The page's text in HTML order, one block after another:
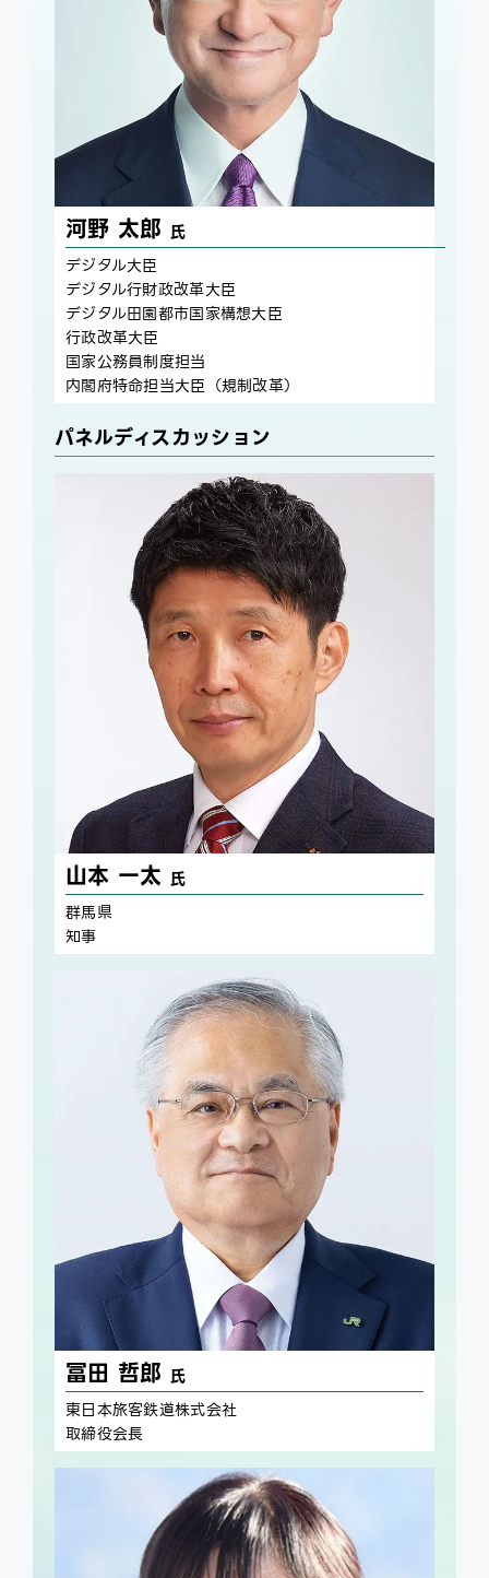
河野 太郎 氏
デジタル大臣
デジタル行財政改革大臣
デジタル田園都市国家構想大臣
行政改革大臣
国家公務員制度担当
内閣府特命担当大臣（規制改革）
パネルディスカッション
山本 一太 氏
群馬県
知事
冨田 哲郎 氏
東日本旅客鉄道株式会社
取締役会長